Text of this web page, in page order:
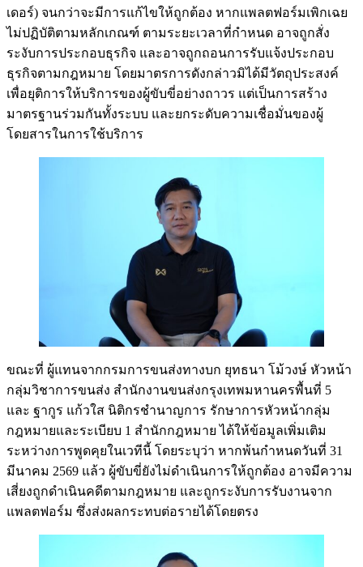
เดอร์) จนกว่าจะมีการแก้ไขให้ถูกต้อง หากแพลตฟอร์มเพิกเฉย
ไม่ปฏิบัติตามหลักเกณฑ์ ตามระยะเวลาที่กำหนด อาจถูกสั่ง
ระงับการประกอบธุรกิจ และอาจถูกถอนการรับแจ้งประกอบ
ธุรกิจตามกฎหมาย โดยมาตรการดังกล่าวมิได้มีวัตถุประสงค์
เพื่อยุติการให้บริการของผู้ขับขี่อย่างถาวร แต่เป็นการสร้าง
มาตรฐานร่วมกันทั้งระบบ และยกระดับความเชื่อมั่นของผู้
โดยสารในการใช้บริการ
ขณะที่ ผู้แทนจากกรมการขนส่งทางบก ยุทธนา โม้วงษ์ หัวหน้า
กลุ่มวิชาการขนส่ง สำนักงานขนส่งกรุงเทพมหานครพื้นที่ 5
และ ฐากูร แก้วใส นิติกรชำนาญการ รักษาการหัวหน้ากลุ่ม
กฎหมายและระเบียบ 1 สำนักกฎหมาย ได้ให้ข้อมูลเพิ่มเติม
ระหว่างการพูดคุยในเวทีนี้ โดยระบุว่า หากพ้นกำหนดวันที่ 31
มีนาคม 2569 แล้ว ผู้ขับขี่ยังไม่ดำเนินการให้ถูกต้อง อาจมีความ
เสี่ยงถูกดำเนินคดีตามกฎหมาย และถูกระงับการรับงานจาก
แพลตฟอร์ม ซึ่งส่งผลกระทบต่อรายได้โดยตรง